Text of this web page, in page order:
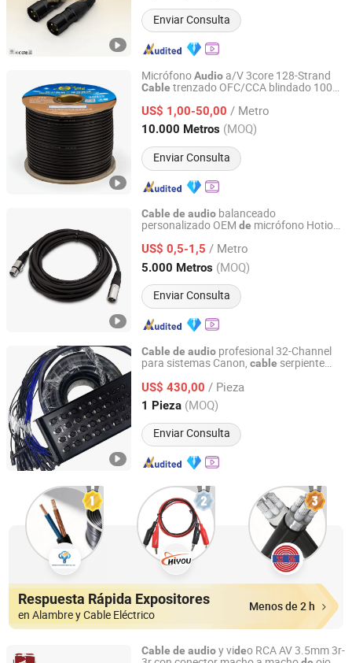
Enviar Consulta
MicrófonoAudio a/V 3core 128-Strand
Cable trenzado OFC/CCA blindado 100m
US$ 1,00-50,00 / Metro
10.000 Metros (MOQ)
Enviar Consulta
Foshan Yixiantian Technology Co., Ltd.
Guangdong, China Desde 2025
Cable de audio balanceado
personalizado OEM de micrófono Hotion
alimentado, efecto LED DMX
US$ 0,5-1,5 / Metro
5.000 Metros (MOQ)
Enviar Consulta
Ningbo Hotion Cable Co., Ltd
Zhejiang, China Desde 2025
Cable de audio profesional 32-Channel
para sistemas Canon, cable serpiente
US$ 430,00 / Pieza
1 Pieza (MOQ)
Enviar Consulta
Foshan Yangyang Optoelectronic Technology Co., Ltd.
Guangdong, China Desde 2026
Respuesta Rápida Expositores
en Alambre y Cable Eléctrico
Menos de 2 h
Cable de audioy video RCA AV 3.5mm 3r-